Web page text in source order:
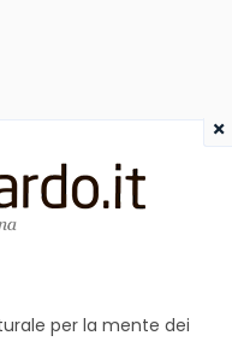
per la mente dei
×